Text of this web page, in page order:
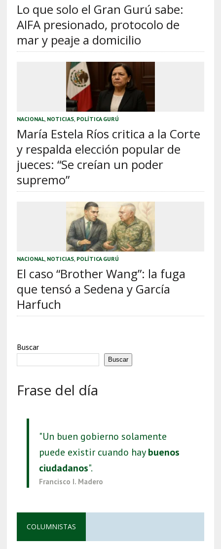
Lo que solo el Gran Gurú sabe:
AIFA presionado, protocolo de
mar y peaje a domicilio
NACIONAL, NOTICIAS, POLÍTICA GURÚ
María Estela Ríos critica a la Corte
y respalda elección popular de
jueces: “Se creían un poder
supremo”
NACIONAL, NOTICIAS, POLÍTICA GURÚ
El caso “Brother Wang”: la fuga
que tensó a Sedena y García
Harfuch
Buscar
Buscar
Frase del día
"Un buen gobierno solamente
puede existir cuando haybuenos
ciudadanos".
Francisco I. Madero
COLUMNISTAS